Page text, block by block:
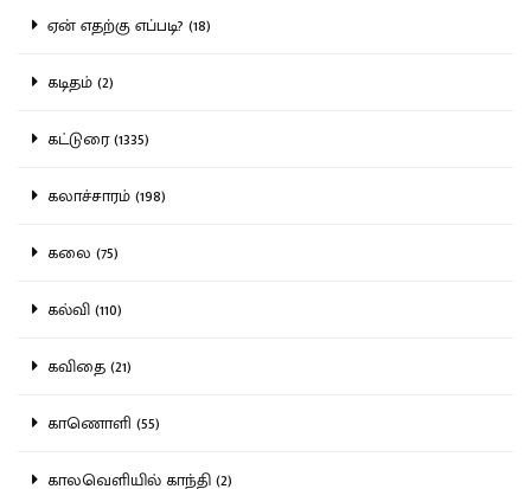
ஏன் எதற்கு எப்படி? (18)
கடிதம் (2)
கட்டுரை (1335)
கலாச்சாரம் (198)
கலை (75)
கல்வி (110)
கவிதை (21)
காணொளி (55)
காலவெளியில் காந்தி (2)